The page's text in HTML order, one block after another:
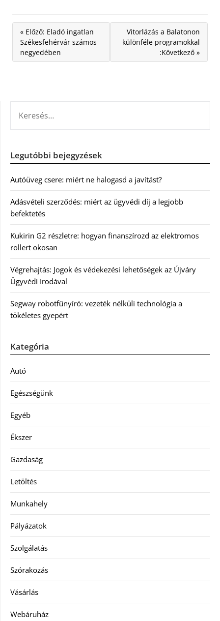
« Előző: Eladó ingatlan
Székesfehérvár számos
negyedében
Vitorlázás a Balatonon
különféle programokkal
:Következő »
Legutóbbi bejegyzések
Autóüveg csere: miért ne halogasd a javítást?
Adásvételi szerződés: miért az ügyvédi díj a legjobb
befektetés
Kukirin G2 részletre: hogyan finanszírozd az elektromos
rollert okosan
Végrehajtás: Jogok és védekezési lehetőségek az Újváry
Ügyvédi Irodával
Segway robotfűnyíró: vezeték nélküli technológia a
tökéletes gyepért
Kategória
Autó
Egészségünk
Egyéb
Ékszer
Gazdaság
Letöltés
Munkahely
Pályázatok
Szolgálatás
Szórakozás
Vásárlás
Webáruház